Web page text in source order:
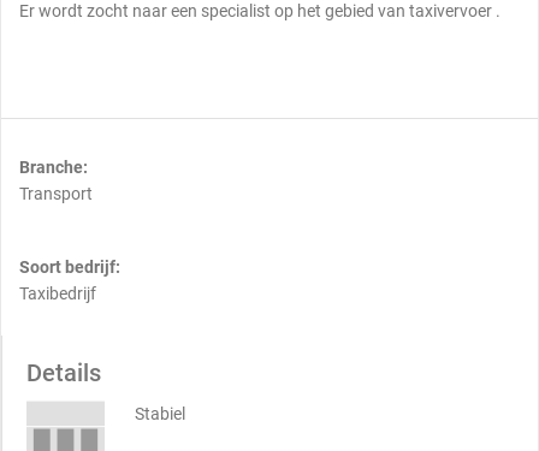
Er wordt zocht naar een specialist op het gebied van taxivervoer .
Branche:
Transport
Soort bedrijf:
Taxibedrijf
Details
Stabiel